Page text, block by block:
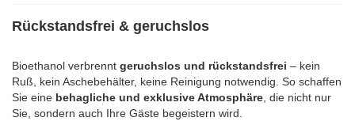
Rückstandsfrei & geruchslos
Bioethanol verbrennt geruchslos und rückstandsfrei – kein
Ruß, kein Aschebehälter, keine Reinigung notwendig. So schaffen
Sie eine behagliche und exklusive Atmosphäre , die nicht nur
Sie, sondern auch Ihre Gäste begeistern wird.